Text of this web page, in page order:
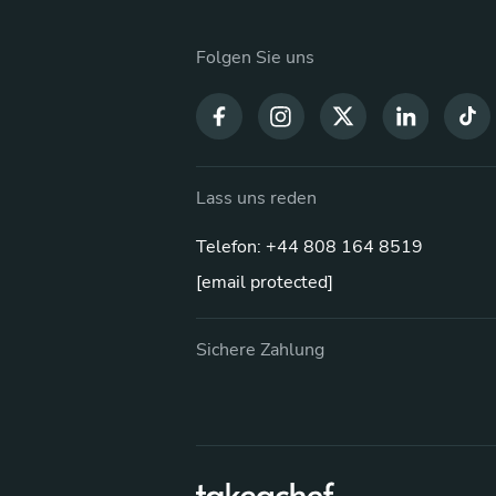
Folgen Sie uns
Lass uns reden
Telefon: +44 808 164 8519
[email protected]
Sichere Zahlung